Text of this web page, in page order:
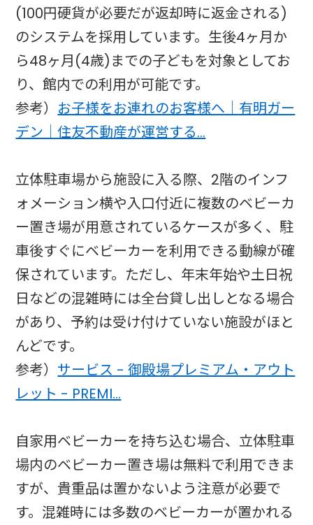
(100円硬貨が必要だが返却時に返金される)
のシステムを採用しています。生後4ヶ月か
ら48ヶ月(4歳)までの子どもを対象としてお
り、館内での利用が可能です。
参考） お子様をお連れのお客様へ｜有明ガー
デン｜住友不動産が運営する…
立体駐車場から施設に入る際、2階のインフ
ォメーション横や入口付近に複数のベビーカ
ー置き場が用意されているケースが多く、駐
車後すぐにベビーカーを利用できる動線が確
保されています。ただし、年末年始や土日祝
日などの混雑時には全台貸し出しとなる場合
があり、予約は受け付けていない施設がほと
んどです。
参考） サービス - 御殿場プレミアム・アウト
レット - PREMI…
自家用ベビーカーを持ち込む場合、立体駐車
場内のベビーカー置き場は無料で利用できま
すが、貴重品は置かないよう注意が必要で
す。混雑時には多数のベビーカーが置かれる